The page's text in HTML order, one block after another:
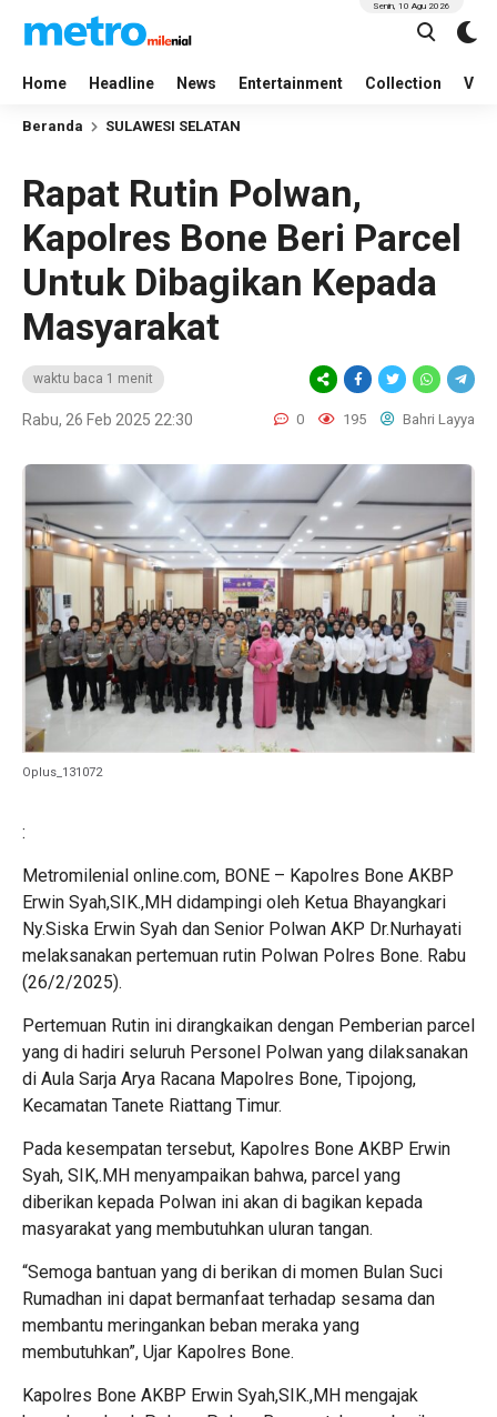
Home Headline News Entertainment Collection
Senin, 10 Agu 2026
Beranda SULAWESI SELATAN
Rapat Rutin Polwan,
Kapolres Bone Beri Parcel
Untuk Dibagikan Kepada
Masyarakat
waktu baca 1 menit
Rabu, 26 Feb 2025 22:30 0 195 Bahri Layya
Oplus_131072
:
Metromilenial online.com, BONE – Kapolres Bone AKBP
Erwin Syah,SIK.,MH didampingi oleh Ketua Bhayangkari
Ny.Siska Erwin Syah dan Senior Polwan AKP Dr.Nurhayati
melaksanakan pertemuan rutin Polwan Polres Bone. Rabu
(26/2/2025).
Pertemuan Rutin ini dirangkaikan dengan Pemberian parcel
yang di hadiri seluruh Personel Polwan yang dilaksanakan
di Aula Sarja Arya Racana Mapolres Bone, Tipojong,
Kecamatan Tanete Riattang Timur.
Pada kesempatan tersebut, Kapolres Bone AKBP Erwin
Syah, SIK,.MH menyampaikan bahwa, parcel yang
diberikan kepada Polwan ini akan di bagikan kepada
masyarakat yang membutuhkan uluran tangan.
“Semoga bantuan yang di berikan di momen Bulan Suci
Rumadhan ini dapat bermanfaat terhadap sesama dan
membantu meringankan beban meraka yang
membutuhkan”, Ujar Kapolres Bone.
Kapolres Bone AKBP Erwin Syah,SIK.,MH mengajak